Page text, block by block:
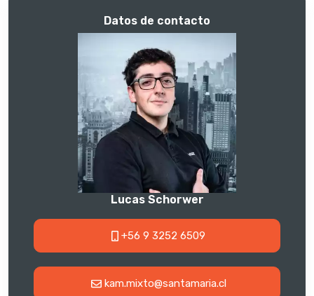
Datos de contacto
Lucas Schorwer
+56 9 3252 6509
kam.mixto@santamaria.cl